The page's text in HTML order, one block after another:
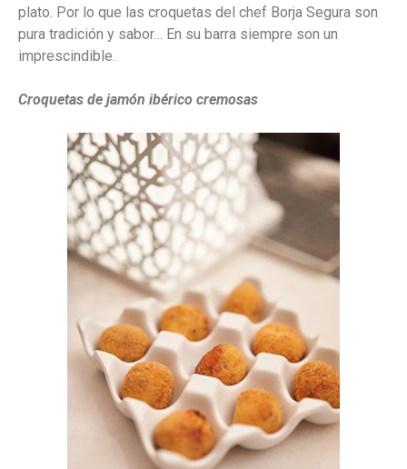
plato. Por lo que las croquetas del chef Borja Segura son
pura tradición y sabor… En su barra siempre son un
imprescindible.
Croquetas de jamón ibérico cremosas